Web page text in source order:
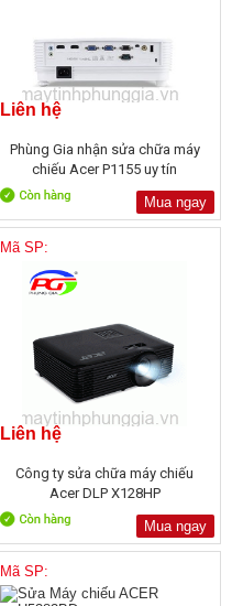
Liên hệ
Phùng Gia nhận sửa chữa máy
chiếu Acer P1155 uy tín
Mua ngay
Mã SP:
Liên hệ
Công ty sửa chữa máy chiếu
Acer DLP X128HP
Mua ngay
Mã SP: